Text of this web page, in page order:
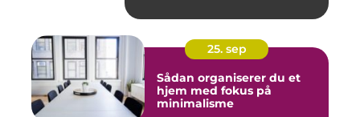
25. sep
Sådan organiserer du et
hjem med fokus på
minimalisme